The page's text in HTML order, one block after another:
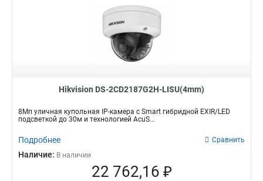
Hikvision DS-2CD2187G2H-LISU(4mm)
8Мп уличная купольная IP-камера с Smart гибридной EXIR/LED
подсветкой до 30м и технологией AcuS...
Подробнее Сравнить
Наличие: В наличии
22 762,16 ₽